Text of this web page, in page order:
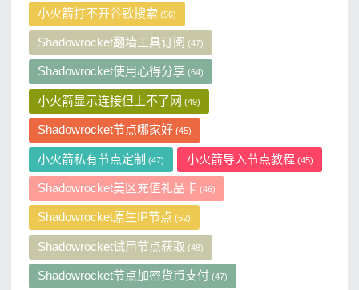
小火箭打不开谷歌搜索 (56)
Shadowrocket翻墙工具订阅 (47)
Shadowrocket使用心得分享(64)
小火箭显示连接但上不了网 (49)
Shadowrocket节点哪家好(45)
小火箭私有节点定制 (47) 小火箭导入节点教程(45)
Shadowrocket美区充值礼品卡(46)
Shadowrocket原生IP节点 (52)
Shadowrocket试用节点获取 (48)
Shadowrocket节点加密货币支付(47)